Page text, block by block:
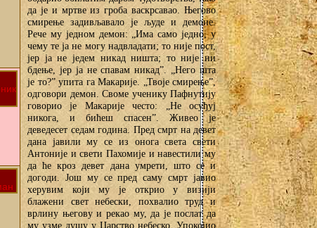
да је и мртве из гроба васкрсавао. Његово
смирење задивљавало је људе и демоне.
Рече му једном демон: „Има само једно, у
чему те ја не могу надвладати; то није пост,
јер ја не једем никад ништа; то није ни
бдење, јер ја не спавам никад”. „Него шта
је то?” упита га Макарије. „Твоје смирење”,
одговори демон. Своме ученику Пафнутију
говорио је Макарије често: „Не осуђуј
никога, и бићеш спасен”. Живео је
деведесет седам година. Пред смрт на девет
дана јавили му се из онога света свети
Антоније и свети Пахомије и навестили му
да ће кроз девет дана умрети, што се и
догоди. Још му се пред саму смрт јавио
херувим који му је открио у визији
блажени свет небески, похвалио труд и
врлину његову и рекао му, да је послат да
му узме душу у Царство небеско. Упокојио